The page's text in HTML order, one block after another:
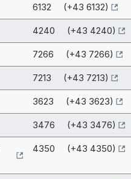
6132 (+43 6132)
4240 (+43 4240)
7266 (+43 7266)
7213 (+43 7213)
3623 (+43 3623)
3476 (+43 3476)
4350 (+43 4350)